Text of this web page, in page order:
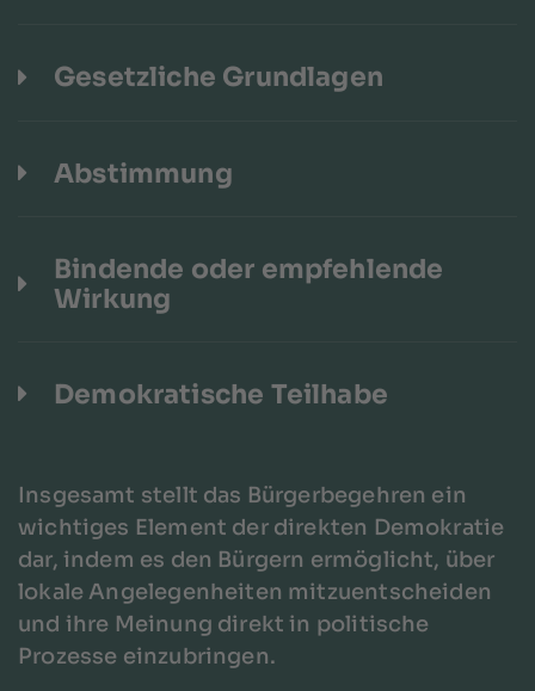
Gesetzliche Grundlagen
Abstimmung
Bindende oder empfehlende
Wirkung
Demokratische Teilhabe
Insgesamt stellt das Bürgerbegehren ein
wichtiges Element der direkten Demokratie
dar, indem es den Bürgern ermöglicht, über
lokale Angelegenheiten mitzuentscheiden
und ihre Meinung direkt in politische
Prozesse einzubringen.